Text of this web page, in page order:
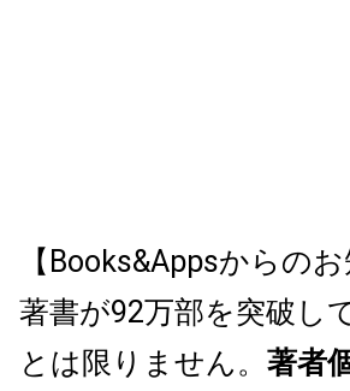
【Books&Appsからのお
著書が92万部を突破し
とは限りません。 著者